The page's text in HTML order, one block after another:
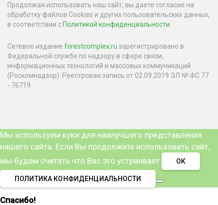
Продолжая использовать наш сайт, вы даете согласие на
обработку файлов Cookies и других пользовательских данных,
в соответствии сПолитикой конфиденциальности
Сетевое издание forestcomplex.ru зарегистрировано в
Федеральной службе по надзору в сфере связи,
информационных технологий и массовых коммуникаций
(Роскомнадзор). Реестровая запись от 02.09.2019 ЭЛ № ФС 77
- 76719.
Мы используем куки для наилучшего представления
нашего сайта. Если Вы продолжите использовать сайт,
мы будем считать что Вас это устраивает.
ОК
ПОЛИТИКА КОНФИДЕНЦИАЛЬНОСТИ
Спасибо!